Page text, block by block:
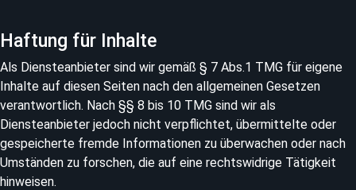
Haftung für Inhalte
Als Diensteanbieter sind wir gemäß § 7 Abs.1 TMG für eigene
Inhalte auf diesen Seiten nach den allgemeinen Gesetzen
verantwortlich. Nach §§ 8 bis 10 TMG sind wir als
Diensteanbieter jedoch nicht verpflichtet, übermittelte oder
gespeicherte fremde Informationen zu überwachen oder nach
Umständen zu forschen, die auf eine rechtswidrige Tätigkeit
hinweisen.